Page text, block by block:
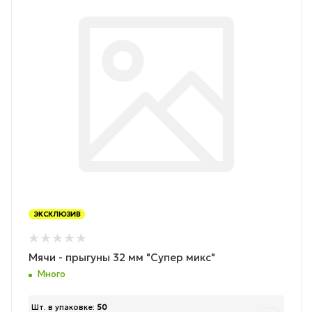
ЭКСКЛЮЗИВ
Мячи - прыгуны 32 мм "Супер микс"
Много
Шт. в упаковке: 50